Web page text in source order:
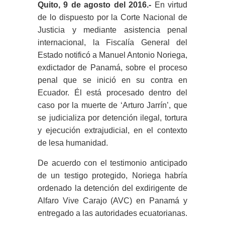
Quito, 9 de agosto del 2016.- En virtud
de lo dispuesto por la Corte Nacional de
Justicia y mediante asistencia penal
internacional, la Fiscalía General del
Estado notificó a Manuel Antonio Noriega,
exdictador de Panamá, sobre el proceso
penal que se inició en su contra en
Ecuador. Él está procesado dentro del
caso por la muerte de ‘Arturo Jarrín’, que
se judicializa por detención ilegal, tortura
y ejecución extrajudicial, en el contexto
de lesa humanidad.
De acuerdo con el testimonio anticipado
de un testigo protegido, Noriega habría
ordenado la detención del exdirigente de
Alfaro Vive Carajo (AVC) en Panamá y
entregado a las autoridades ecuatorianas.